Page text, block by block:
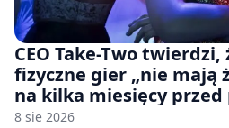
CEO Take-Two
fizyczne gier „nie mają
na kilka miesięcy przed
8 sie 2026